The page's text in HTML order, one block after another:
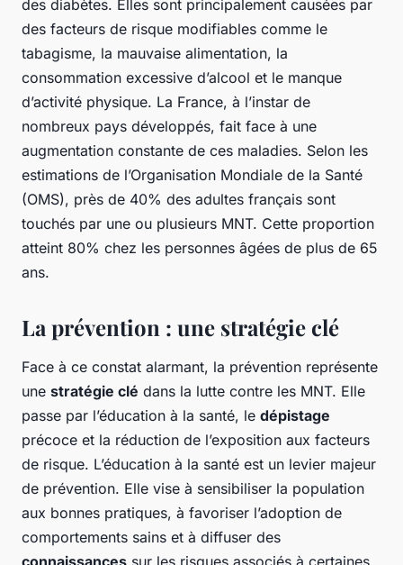
des diabètes. Elles sont principalement causées par
des facteurs de risque modifiables comme le
tabagisme, la mauvaise alimentation, la
consommation excessive d’alcool et le manque
d’activité physique. La France, à l’instar de
nombreux pays développés, fait face à une
augmentation constante de ces maladies. Selon les
estimations de l’Organisation Mondiale de la Santé
(OMS), près de 40% des adultes français sont
touchés par une ou plusieurs MNT. Cette proportion
atteint 80% chez les personnes âgées de plus de 65
ans.
La prévention : une stratégie clé
Face à ce constat alarmant, la prévention représente
une stratégie clé dans la lutte contre les MNT. Elle
passe par l’éducation à la santé, le dépistage
précoce et la réduction de l’exposition aux facteurs
de risque. L’éducation à la santé est un levier majeur
de prévention. Elle vise à sensibiliser la population
aux bonnes pratiques, à favoriser l’adoption de
comportements sains et à diffuser des
connaissances sur les risques associés à certaines